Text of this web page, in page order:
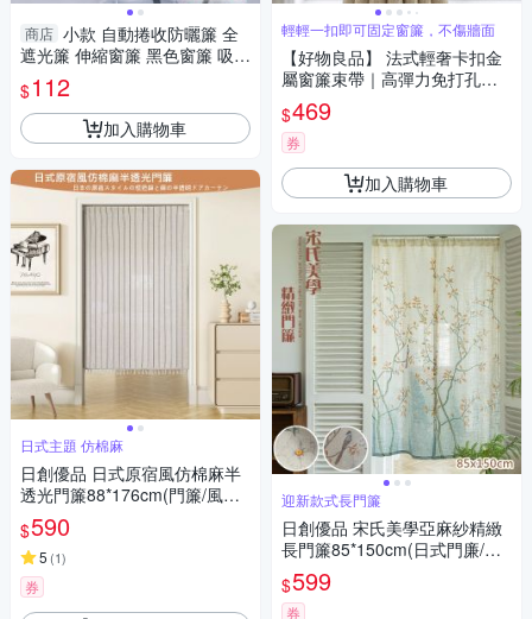
商店 小款 自動捲收防曬簾 全
遮光簾 伸縮窗簾 黑色窗簾 吸盤
固定 免釘牆【F0767】
$112
加入購物車
日式主題 仿棉麻
日創優品 日式原宿風仿棉麻半
透光門簾88*176cm(門簾/風水
簾/窗簾/窗紗/長門簾/隔簾)
$590
5 (1)
券
輕輕一扣即可固定窗簾，不傷牆面
【好物良品】 法式輕奢卡扣金
屬窗簾束帶｜高彈力免打孔綁
帶 居家軟裝美學
$469
券
加入購物車
迎新款式長門簾
日創優品 宋氏美學亞麻紗精緻
長門簾85*150cm(日式門廉/風
水簾/窗紗/咖啡簾/拉簾 /窗簾/短
門簾)
$599
券